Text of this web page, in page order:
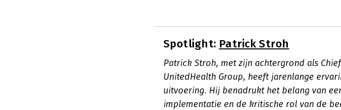
Spotlight: Patrick Stroh
Patrick Stroh, met zijn achtergrond als
UnitedHealth Group, heeft jarenlange
uitvoering. Hij benadrukt het belang van
implementatie en de kritische rol van de